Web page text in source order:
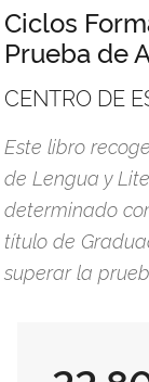
Ciclos
Prueba de
CENTRO DE
Este libro
de Lengua y
determinado
título de
superar la